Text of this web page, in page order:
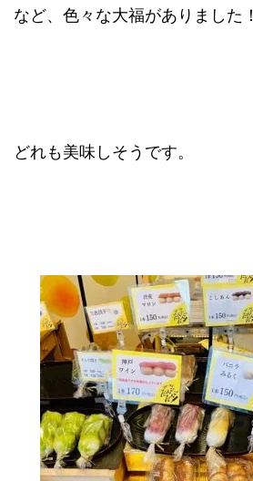
など、色々な大福がありました！
どれも美味しそうです。